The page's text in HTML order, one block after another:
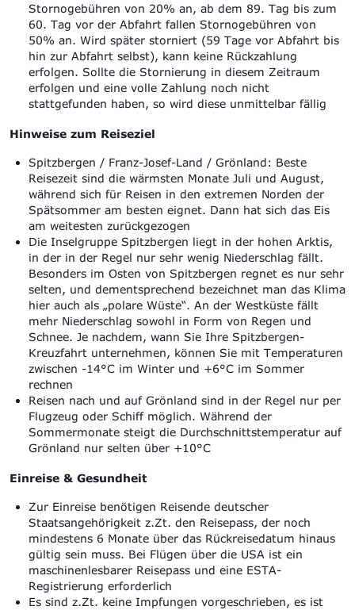
Stornogebühren von 20% an, ab dem 89. Tag bis zum
60. Tag vor der Abfahrt fallen Stornogebühren von
50% an. Wird später storniert (59 Tage vor Abfahrt bis
hin zur Abfahrt selbst), kann keine Rückzahlung
erfolgen. Sollte die Stornierung in diesem Zeitraum
erfolgen und eine volle Zahlung noch nicht
stattgefunden haben, so wird diese unmittelbar fällig
Hinweise zum Reiseziel
Spitzbergen / Franz-Josef-Land / Grönland: Beste
Reisezeit sind die wärmsten Monate Juli und August,
während sich für Reisen in den extremen Norden der
Spätsommer am besten eignet. Dann hat sich das Eis
am weitesten zurückgezogen
Die Inselgruppe Spitzbergen liegt in der hohen Arktis,
in der in der Regel nur sehr wenig Niederschlag fällt.
Besonders im Osten von Spitzbergen regnet es nur sehr
selten, und dementsprechend bezeichnet man das Klima
hier auch als „polare Wüste“. An der Westküste fällt
mehr Niederschlag sowohl in Form von Regen und
Schnee. Je nachdem, wann Sie Ihre Spitzbergen-
Kreuzfahrt unternehmen, können Sie mit Temperaturen
zwischen -14°C im Winter und +6°C im Sommer
rechnen
Reisen nach und auf Grönland sind in der Regel nur per
Flugzeug oder Schiff möglich. Während der
Sommermonate steigt die Durchschnittstemperatur auf
Grönland nur selten über +10°C
Einreise & Gesundheit
Zur Einreise benötigen Reisende deutscher
Staatsangehörigkeit z.Zt. den Reisepass, der noch
mindestens 6 Monate über das Rückreisedatum hinaus
gültig sein muss. Bei Flügen über die USA ist ein
maschinenlesbarer Reisepass und eine ESTA-
Registrierung erforderlich
Es sind z.Zt. keine Impfungen vorgeschrieben, es ist